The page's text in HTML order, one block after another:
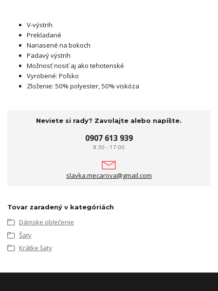
V-výstrih
Prekladané
Nariasené na bokoch
Padavý výstrih
Možnosť nosiť aj ako tehotenské
Vyrobené: Poľsko
Zloženie: 50% polyester, 50% viskóza
Neviete si rady? Zavolajte alebo napíšte.
0907 613 939
8:30 - 17:00
slavka.mecarova@gmail.com
Tovar zaradený v kategóriách
Dámske oblečenie
Šaty
Krátke šaty